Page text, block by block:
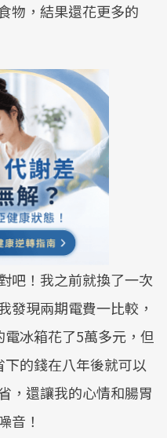
物，結果還花更多的
吧！我之前就換了一次
發現兩期電費一比較，
冰箱花了5萬多元，但
的錢在八年後就可以
，還讓我的心情和腸胃
音！